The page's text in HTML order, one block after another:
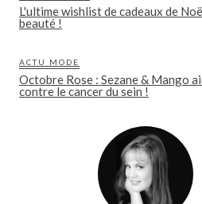
L'ultime wishlist de cadeaux de
beauté !
ACTU MODE
Octobre Rose : Sezane & Mango
contre le cancer du sein !